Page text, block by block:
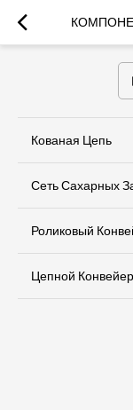
Кованая Цепь
Сеть Сахарных
Роликовый
Цепной